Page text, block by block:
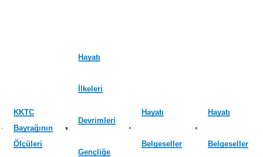
KKTC
Bayrağının
Ölçüleri
Hayatı
İlkeleri
Devrimleri
Gençliğe
Hayatı
Belgeseller
Hayatı
Belgeseller